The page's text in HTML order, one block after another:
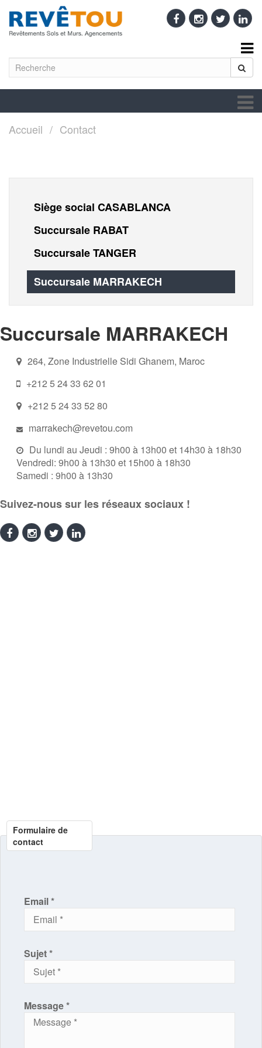
Accueil Contact
Siège social CASABLANCA
Succursale RABAT
Succursale TANGER
Succursale MARRAKECH
Succursale MARRAKECH
264, Zone Industrielle Sidi Ghanem, Maroc
+212 5 24 33 62 01
+212 5 24 33 52 80
marrakech@revetou.com
Du lundi au Jeudi : 9h00 à 13h00 et 14h30 à 18h30
Vendredi: 9h00 à 13h30 et 15h00 à 18h30
Samedi : 9h00 à 13h30
Suivez-nous sur les réseaux sociaux !
Formulaire de
contact
Email *
Sujet *
Message *